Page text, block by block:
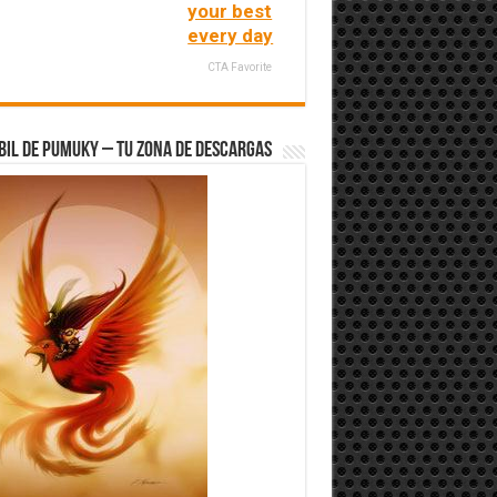
your best
every day
CTA Favorite
de Pumuky – Tu zona de Descargas